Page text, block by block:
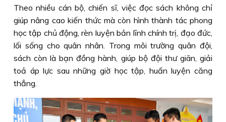
Theo nhiều cán bộ, chiến sĩ, việc đọc sách không chỉ
giúp nâng cao kiến thức mà còn hình thành tác phong
học tập chủ động, rèn luyện bản lĩnh chính trị, đạo đức,
lối sống cho quân nhân. Trong môi trường quân đội,
sách còn là bạn đồng hành, giúp bộ đội thư giãn, giải
toả áp lực sau những giờ học tập, huấn luyện căng
thẳng.